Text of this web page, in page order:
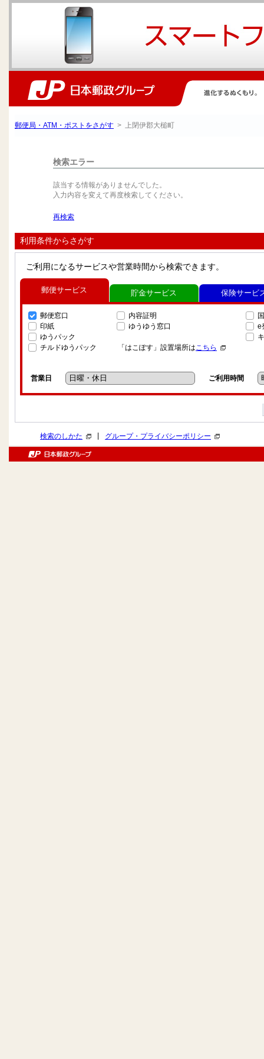
郵便局・ATM・ポストをさがす > 上閉伊郡大槌町
検索エラー
該当する情報がありませんでした。
入力内容を変えて再度検索してください。
再検索
利用条件からさがす
ご利用になるサービスや営業時間から検索できます。
郵便サービス
郵便窓口
印紙
ゆうパック
チルドゆうパック
内容証明
ゆうゆう窓口
「はこぽす」設置場所はこちら
e
営業日 ご利用時間
貯金サービス 保険サービ
検索のしかた グループ・プライバシーポリシー